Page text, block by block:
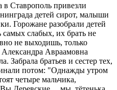
в Ставрополь привезли
детей сирот, малыши
Горожане разобрали детей
самых слабых, их брать не
не выходишь, только
Авраамовна
Забрала братьев и сестер тех,
потом: "Однажды утром
четыре мальчика,